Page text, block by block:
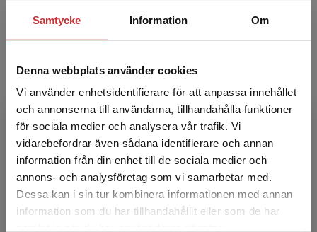
Samtycke Information Om
Denna webbplats använder cookies
Vi använder enhetsidentifierare för att anpassa innehållet
och annonserna till användarna, tillhandahålla funktioner
för sociala medier och analysera vår trafik. Vi
vidarebefordrar även sådana identifierare och annan
information från din enhet till de sociala medier och
annons- och analysföretag som vi samarbetar med.
Dessa kan i sin tur kombinera informationen med annan
information som du har tillhandahållit eller som de har
Begränsad fraktregion
Det verkar som att du besöker
Ulla Albért har tidigare varit lärare vid NCK
samt utbildningschef och studierektor. Hon har
en magisterexamen i pedagogik,
kandidatexamen i teolog...